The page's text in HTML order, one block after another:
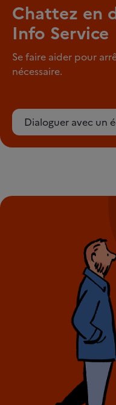
Chattez en
Info Service
Se faire aider pour
nécessaire.
Dialoguer avec un